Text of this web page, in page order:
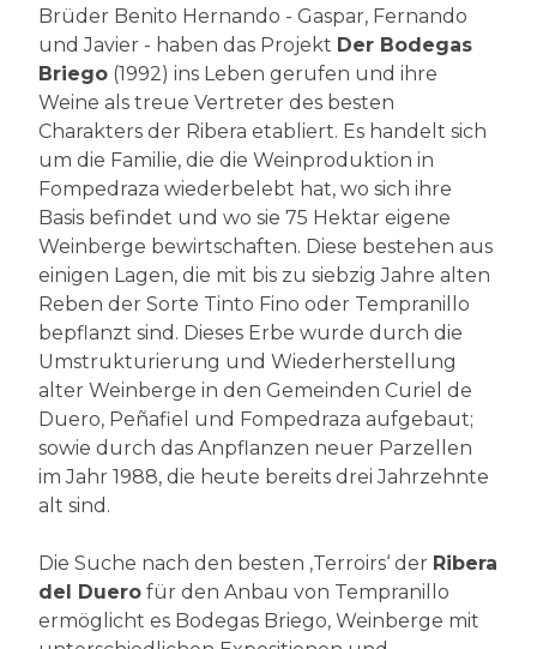
Brüder Benito Hernando - Gaspar, Fernando
und Javier - haben das Projekt Der Bodegas
Briego (1992) ins Leben gerufen und ihre
Weine als treue Vertreter des besten
Charakters der Ribera etabliert. Es handelt sich
um die Familie, die die Weinproduktion in
Fompedraza wiederbelebt hat, wo sich ihre
Basis befindet und wo sie 75 Hektar eigene
Weinberge bewirtschaften. Diese bestehen aus
einigen Lagen, die mit bis zu siebzig Jahre alten
Reben der Sorte Tinto Fino oder Tempranillo
bepflanzt sind. Dieses Erbe wurde durch die
Umstrukturierung und Wiederherstellung
alter Weinberge in den Gemeinden Curiel de
Duero, Peñafiel und Fompedraza aufgebaut;
sowie durch das Anpflanzen neuer Parzellen
im Jahr 1988, die heute bereits drei Jahrzehnte
alt sind.
Die Suche nach den besten ‚Terroirs‘ der Ribera
del Duero für den Anbau von Tempranillo
ermöglicht es Bodegas Briego, Weinberge mit